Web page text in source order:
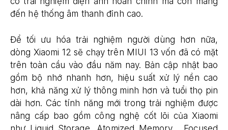
đến hệ thống âm thanh đỉnh cao.
Để tối ưu hóa trải nghiệm người dùng hơn nữa,
dòng Xiaomi 12 sẽ chạy trên MIUI 13 vốn đã có mặt
trên toàn cầu vào đầu năm nay. Bản cập nhật bao
gồm bộ nhớ nhanh hơn, hiệu suất xử lý nền cao
hơn, khả năng xử lý thông minh hơn và tuổi thọ pin
dài hơn. Các tính năng mới trong trải nghiệm được
nâng cấp bao gồm công nghệ cốt lõi của Xiaomi